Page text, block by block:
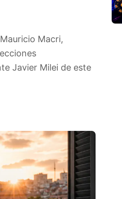
Macri,
Javier Milei de este